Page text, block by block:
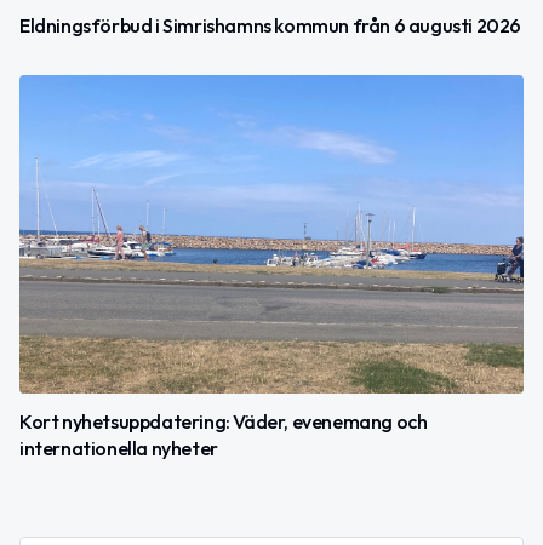
Eldningsförbud i Simrishamns kommun från 6 augusti 2026
Kort nyhetsuppdatering: Väder, evenemang och
internationella nyheter